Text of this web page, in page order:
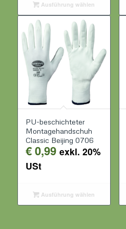
Ausführung wählen
PU-beschichteter
Montagehandschuh
Classic Beijing 0706
€0,99 exkl. 20%
USt
Ausführung wählen